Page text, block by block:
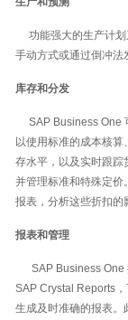
功能强大的生产计划
手动方式或通过倒冲法
库存和分发
SAP Business One
以使用标准的成本核算
存水平，以及实时跟踪
并管理标准和特殊定价
报表，分析这些折扣的
报表和管理
SAP Business One
SAP Crystal Reports
生成及时准确的报表。